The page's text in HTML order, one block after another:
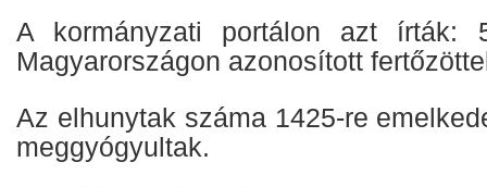
A kormányzati portálon azt írták:
Magyarországon azonosított
Az elhunytak száma 1425-re
meggyógyultak.